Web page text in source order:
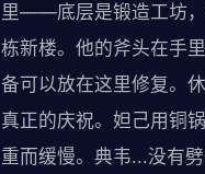
里——底层是锻造工坊，
栋新楼。他的斧头在手
备可以放在这里修复。
真正的庆祝。妲己用铜
重而缓慢。典韦...没有